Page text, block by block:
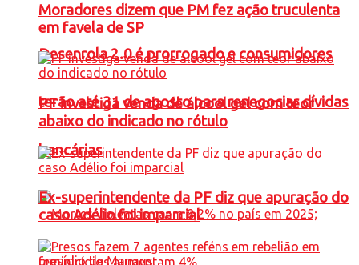
Desenrola 2.0 é prorrogado e consumidores
terão até 31 de agosto para renegociar dívidas
bancárias
Moradores dizem que PM fez ação truculenta
em favela de SP
PF investiga venda de álcool gel com teor
abaixo do indicado no rótulo
Ex-superintendente da PF diz que apuração do
caso Adélio foi imparcial